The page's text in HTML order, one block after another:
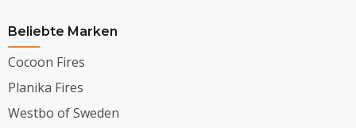
Beliebte Marken
Cocoon Fires
Planika Fires
Westbo of Sweden